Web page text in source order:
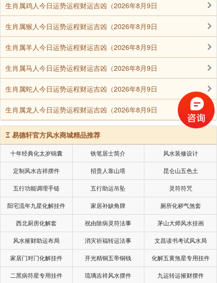
生肖属鸡人今日运势运程财运吉凶（2026年8月9日
生肖属猴人今日运势运程财运吉凶（2026年8月9日
生肖属羊人今日运势运程财运吉凶（2026年8月9日
生肖属马人今日运势运程财运吉凶（2026年8月9日
生肖属蛇人今日运势运程财运吉凶（2026年8月9日
生肖属龙人今日运势运程财运吉凶（2026年8月9日
Ξ 易德轩官方风水商城精品推荐
十年经典化太岁锦囊 铁笔居士简介 风水装修设计
定制风水吉祥摆件 招贵人靠山塔 昆仑山五色土
五行功能调理手链 五行助运吊坠 灵符符咒
阳宅流年九星化解挂件 家居补缺角牌 厕所化秽气煞套
西北厨房化解套 祝由除病灵符法事 茅山大师风水挂画
风水摧财助运布局 消灾祈福转运法事 文昌读书考试风水局
家居门对门化解挂件 开光精铜五帝铜钱 化解五黄煞星专用挂件
二黑病符星专用挂件 琉璃吉祥风水摆件 九运转运摧财摆件